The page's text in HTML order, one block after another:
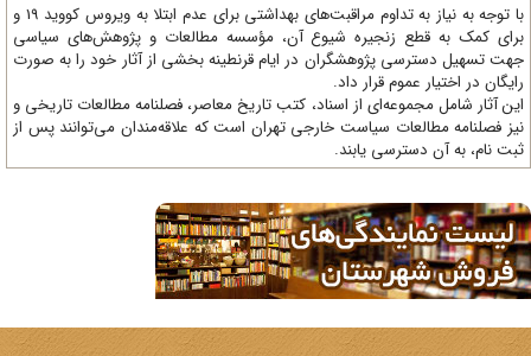
با توجه به نیاز به تداوم مراقبت‌های بهداشتی برای عدم ابتلا به ویروس کووید 19 و
کمک به قطع زنجیره شیوع آن، مؤسسه مطالعات و پژوهش‌های سیاسی
تسهیل دسترسی پژوهشگران در ایام قرنطینه بخشی از آثار خود را به صورت
در اختیار عموم قرار داد.
آثار شامل مجموعه‌ای از اسناد، کتب تاریخ معاصر، فصلنامه‌ مطالعات تاریخی و
فصلنامه مطالعات سیاست خارجی تهران است که علاقه‌مندان می‌توانند پس از
نام، به آن دسترسی یابند.